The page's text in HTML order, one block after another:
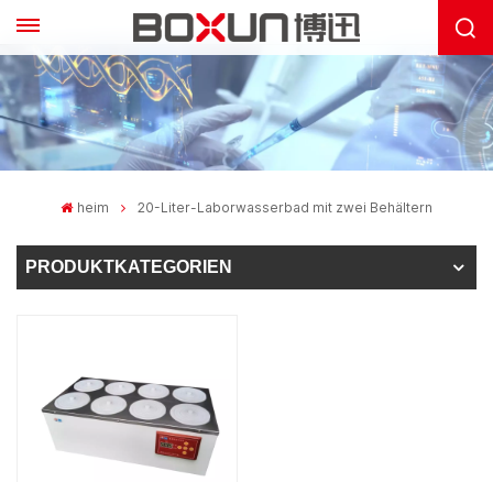
heim 20-Liter-Laborwasserbad mit zwei Behältern
PRODUKTKATEGORIEN